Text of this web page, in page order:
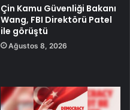
Çin Kamu Güvenliği Bakanı
Wang, FBI Direktörü Patel
ile görüştü
Ağustos 8, 2026